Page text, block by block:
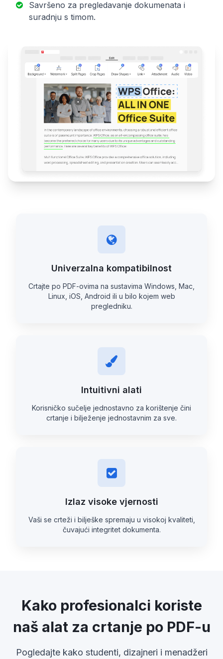
Savršeno za pregledavanje dokumenata i
suradnju s timom.
Univerzalna kompatibilnost
Crtajte po PDF-ovima na sustavima Windows, Mac,
Linux, iOS, Android ili u bilo kojem web
pregledniku.
Intuitivni alati
Korisničko sučelje jednostavno za korištenje čini
crtanje i bilježenje jednostavnim za sve.
Izlaz visoke vjernosti
Vaši se crteži i bilješke spremaju u visokoj kvaliteti,
čuvajući integritet dokumenta.
Kako profesionalci koriste
naš alat za crtanje po PDF-u
Pogledajte kako studenti, dizajneri i menadžeri